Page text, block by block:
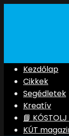
Kezdőlap
Cikkek
Segédletek
Kreatív
📘
KÚT